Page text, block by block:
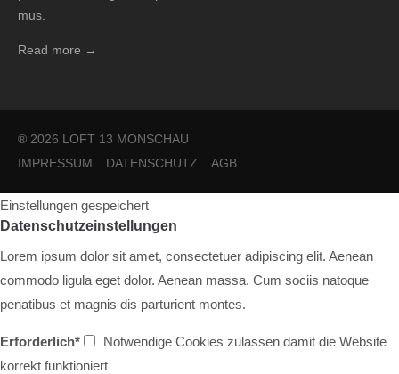
mus.
Read more →
® 2026 LOFT 13 MONSCHAU
IMPRESSUM
DATENSCHUTZ AGB
Einstellungen gespeichert
Datenschutzeinstellungen
Lorem ipsum dolor sit amet, consectetuer adipiscing elit. Aenean
commodo ligula eget dolor. Aenean massa. Cum sociis natoque
penatibus et magnis dis parturient montes.
Erforderlich*
Notwendige Cookies zulassen damit die Website
korrekt funktioniert